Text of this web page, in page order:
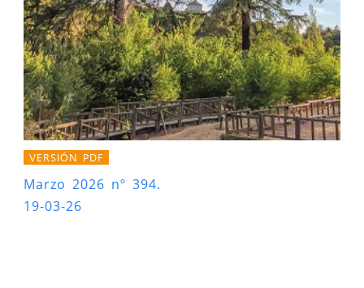
VERSIÓN PDF
Marzo 2026 nº 394.
19-03-26